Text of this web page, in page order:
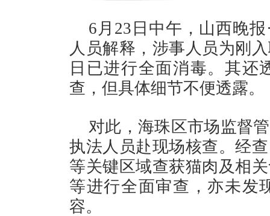
6月23日中午，山西晚
人员解释，涉事人员为刚
日已进行全面消毒。其还
查，但具体细节不便透露。
对此，海珠区市场监督
执法人员赴现场核查。经
等关键区域查获猫肉及相
等进行全面审查，亦未发
容。